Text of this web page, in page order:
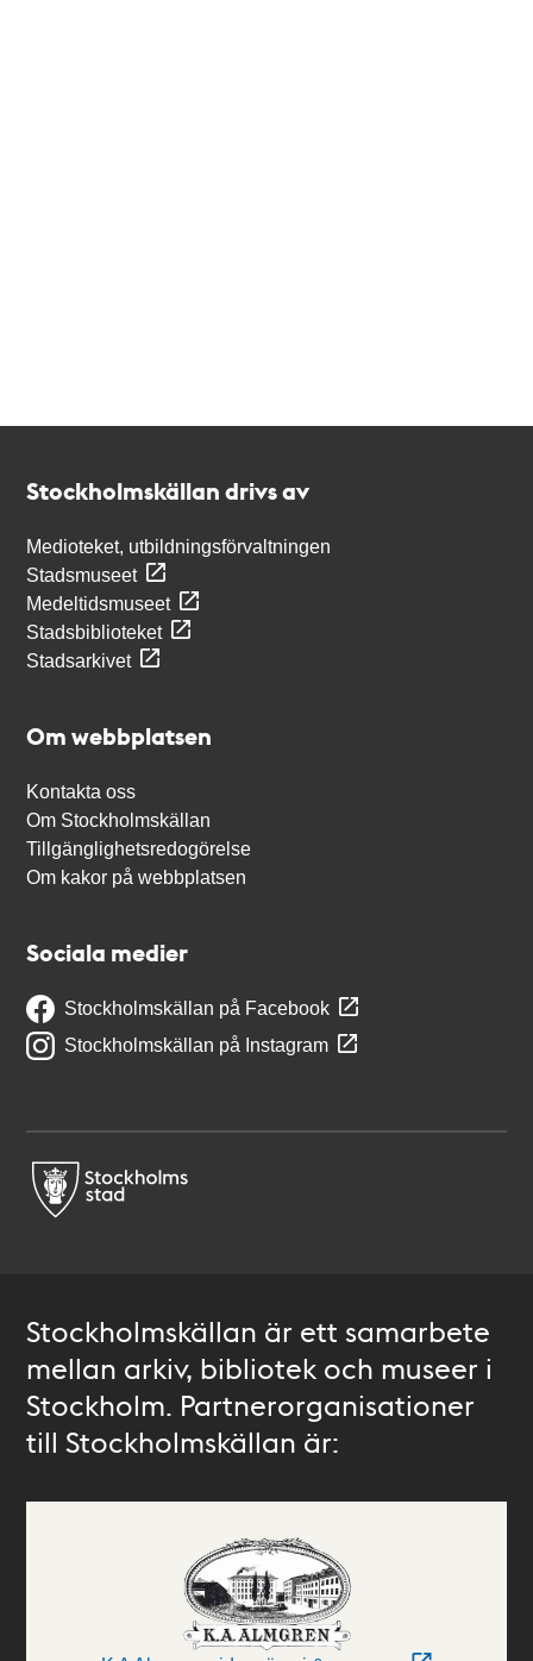
Stockholmskällan drivs av
Medioteket, utbildningsförvaltningen
Stadsmuseet
Medeltidsmuseet
Stadsbiblioteket
Stadsarkivet
Om webbplatsen
Kontakta oss
Om Stockholmskällan
Tillgänglighetsredogörelse
Om kakor på webbplatsen
Sociala medier
Stockholmskällan på Facebook
Stockholmskällan på Instagram
Stockholmskällan är ett samarbete
mellan arkiv, bibliotek och museer i
Stockholm. Partnerorganisationer
till Stockholmskällan är: